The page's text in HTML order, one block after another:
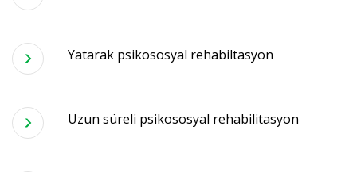
Yatarak psikososyal rehabiltasyon
Uzun süreli psikososyal rehabilitasyon